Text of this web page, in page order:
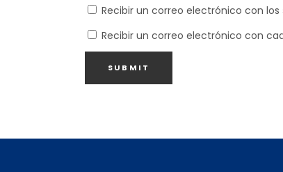
Recibir un correo electrónico con
Recibir un correo electrónico con